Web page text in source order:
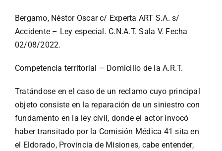
Bergamo, Néstor Oscar c/ Experta ART S.A. s/
Accidente – Ley especial. C.N.A.T. Sala V. Fecha
02/08/2022.
Competencia territorial – Domicilio de la A.R.T.
Tratándose en el caso de un reclamo cuyo principal
objeto consiste en la reparación de un siniestro con
fundamento en la ley civil, donde el actor invocó
haber transitado por la Comisión Médica 41 sita en
el Eldorado, Provincia de Misiones, cabe entender,